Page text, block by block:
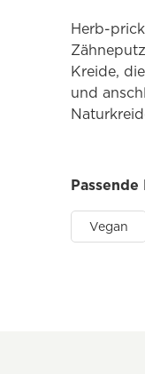
Herb-
Kreide,
und
Vegan